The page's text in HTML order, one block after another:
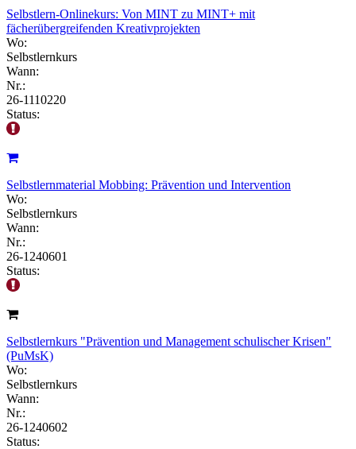
Selbstlern-Onlinekurs: Von MINT zu MINT+ mit
fächerübergreifenden Kreativprojekten
Wo:
Selbstlernkurs
Wann:
Nr.:
26-1110220
Status:
Selbstlernmaterial Mobbing: Prävention und Intervention
Wo:
Selbstlernkurs
Wann:
Nr.:
26-1240601
Status:
Selbstlernkurs "Prävention und Management schulischer Krisen"
(PuMsK)
Wo:
Selbstlernkurs
Wann:
Nr.:
26-1240602
Status: